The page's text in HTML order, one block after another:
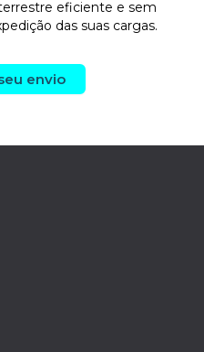
eficiente e sem
das suas cargas.
envio